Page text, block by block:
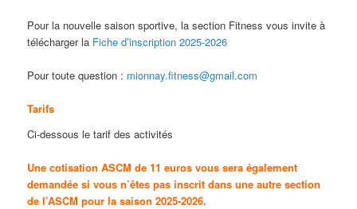
Pour la nouvelle saison sportive, la section Fitness vous invite à
télécharger la Fiche d’inscription 2025-2026
Pour toute question : mionnay.fitness@gmail.com
Tarifs
Ci-dessous le tarif des activités
Une cotisation ASCM de 11 euros vous sera également
demandée si vous n’êtes pas inscrit dans une autre section
de l’ASCM pour la saison 2025-2026.